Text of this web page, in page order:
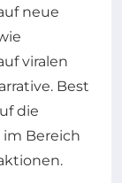
neue
viralen
Best
die
Bereich